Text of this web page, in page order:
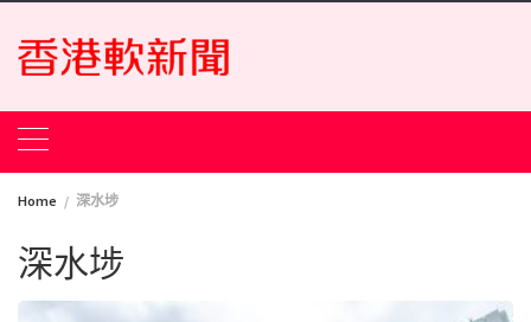
Skip
content
Home 深水埗
深水埗